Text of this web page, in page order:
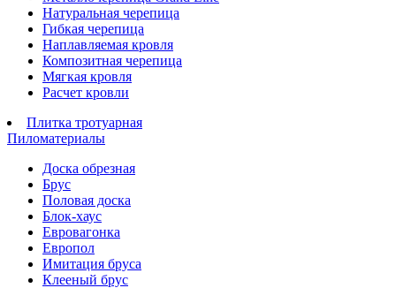
Натуральная черепица
Гибкая черепица
Наплавляемая кровля
Композитная черепица
Мягкая кровля
Расчет кровли
Плитка тротуарная
Пиломатериалы
Доска обрезная
Брус
Половая доска
Блок-хаус
Евровагонка
Европол
Имитация бруса
Клееный брус